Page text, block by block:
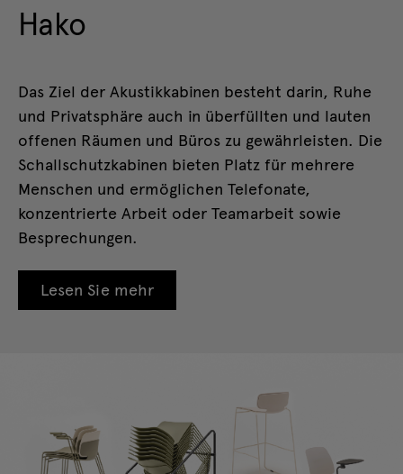
Hako
Das Ziel der Akustikkabinen besteht darin, Ruhe
und Privatsphäre auch in überfüllten und lauten
offenen Räumen und Büros zu gewährleisten. Die
Schallschutzkabinen bieten Platz für mehrere
Menschen und ermöglichen Telefonate,
konzentrierte Arbeit oder Teamarbeit sowie
Besprechungen.
Lesen Sie mehr